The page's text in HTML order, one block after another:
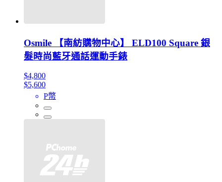
Osmile 【南紡購物中心】 ELD100 Square 銀
髮時尚藍牙通話運動手錶
$4,800
$5,600
P幣